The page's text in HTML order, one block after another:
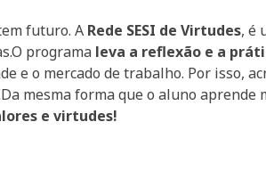
futuro. A Rede SESI de Virtudes, é
programa leva a reflexão e a
e o mercado de trabalho. Por isso,
mesma forma que o aluno
e virtudes!